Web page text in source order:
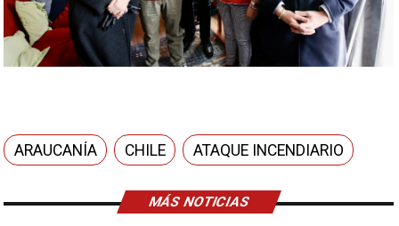
MÁS NOTICIAS
ARAUCANÍA CHILE ATAQUE INCENDIARIO